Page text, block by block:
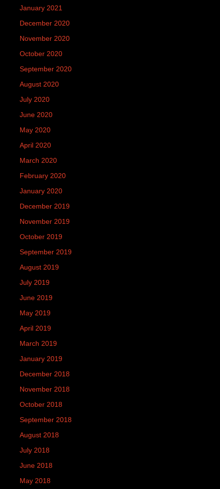
January 2021
December 2020
November 2020
October 2020
September 2020
August 2020
July 2020
June 2020
May 2020
April 2020
March 2020
February 2020
January 2020
December 2019
November 2019
October 2019
September 2019
August 2019
July 2019
June 2019
May 2019
April 2019
March 2019
January 2019
December 2018
November 2018
October 2018
September 2018
August 2018
July 2018
June 2018
May 2018